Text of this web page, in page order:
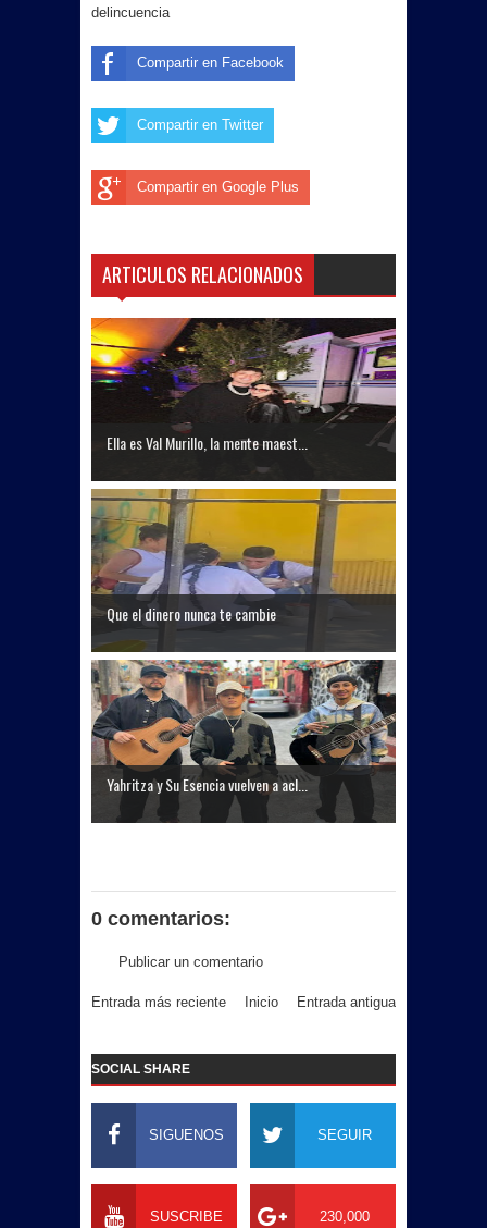
delincuencia
Compartir en Facebook
Compartir en Twitter
Compartir en Google Plus
ARTICULOS RELACIONADOS
Ella es Val Murillo, la mente maest...
Que el dinero nunca te cambie
Yahritza y Su Esencia vuelven a acl...
0 comentarios:
Publicar un comentario
Entrada más reciente Entrada antigua
Inicio
SOCIAL SHARE
SIGUENOS SEGUIR
SUSCRIBE 230,000